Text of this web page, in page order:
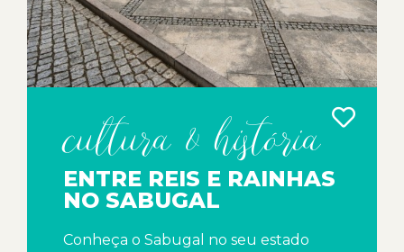
cultura & história
ENTRE REIS E RAINHAS
NO SABUGAL
Conheça o Sabugal no seu estado